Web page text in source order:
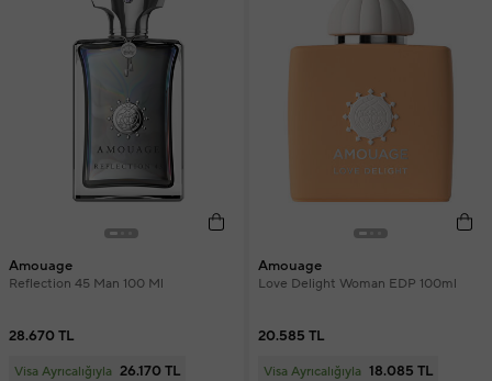
Amouage
Reflection 45 Man 100 Ml
28.670 TL
Visa Ayrıcalığıyla 26.170 TL
Amouage
Love Delight Woman EDP 100ml
20.585 TL
Visa Ayrıcalığıyla 18.085 TL